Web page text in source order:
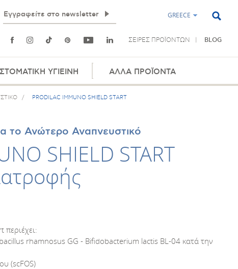
GREECE
ΣΕΙΡΕΣ ΠΡΟΪΟΝΤΩΝ BLOG
ΣΤΟΜΑΤΙΚΗ ΥΓΙΕΙΝΗ ΑΛΛΑ ΠΡΟΪΟΝΤΑ
/ PRODILAC IMMUNO SHIELD START
το Ανώτερο Αναπνευστικό
SHIELD START
rhamnosus GG - Bifidobacterium lactis BL-04 κατά την
(scFOS)